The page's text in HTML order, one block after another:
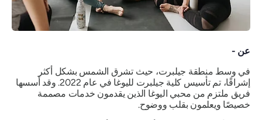
عن -
في وسط منطقة جيلبرت، حيث تشرق الشمس بشكل أكثر
إشراقًا، تم تأسيس كلية جيلبرت لليوغا في عام 2022. وقد أسسها
فريق ملتزم من محبي اليوغا الذين يقدمون خدمات مصممة
خصيصًا ويعلمون بقلب ووضوح.